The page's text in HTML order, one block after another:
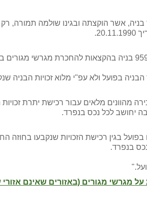
אשר הוקצתה ובגינו שולמה תמורה, רק
- שטח אשר בגינו שולמה תמורה בהתאם להחלטות מועצה מס' 612, 737, 959
בפועל ולא עפ"י מלוא זכויות הבניה
מהוונים מלאים עבור רכישת יתרת
יחושב לכל נכס בנפרד.
בנפרד.